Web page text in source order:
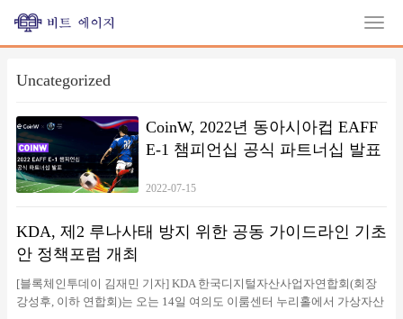
Uncategorized
CoinW, 2022년 동아시아컵 EAFF
E-1 챔피언십 공식 파트너십 발표
2022-07-15
KDA, 제2 루나사태 방지 위한 공동 가이드라인 기초
안 정책포럼 개최
[블록체인투데이 김재민 기자] KDA 한국디지털자산사업자연합회(회장
강성후, 이하 연합회)는 오는 14일 여의도 이룸센터 누리홀에서 가상자산